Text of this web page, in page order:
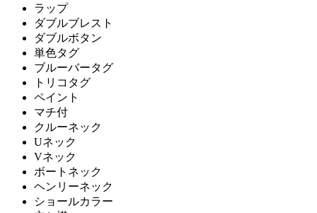
ラップ
ダブルブレスト
ダブルボタン
単色タグ
ブルーバータグ
トリコタグ
ペイント
マチ付
クルーネック
Uネック
Vネック
ボートネック
ヘンリーネック
ショールカラー